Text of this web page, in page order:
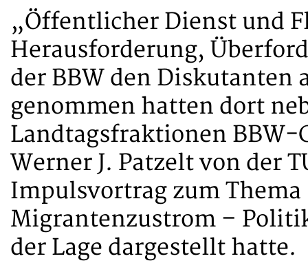
„Öffentlicher Dienst und
Herausforderung,
der BBW den Diskutanten
genommen hatten dort
Landtagsfraktionen BBW-
Werner J. Patzelt von der
Impulsvortrag zum
Migrantenzustrom –
der Lage dargestellt hatte.